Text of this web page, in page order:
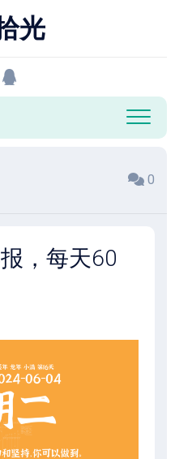
光
0
，每天60